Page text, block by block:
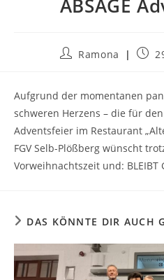
ABSAGE
Beitrags-
Ramona
Aufgrund der momentanen
schweren Herzens – die für
Adventsfeier im Restaurant
FGV Selb-Plößberg wünscht
Vorweihnachtszeit und: BLEIBT
DAS KÖNNTE DIR AUCH